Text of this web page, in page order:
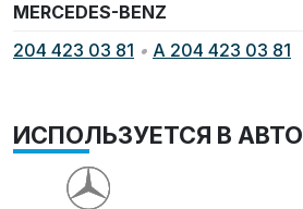
MERCEDES-BENZ
204 423 03 81 • A 204 423 03 81
ИСПОЛЬЗУЕТСЯ В АВТО